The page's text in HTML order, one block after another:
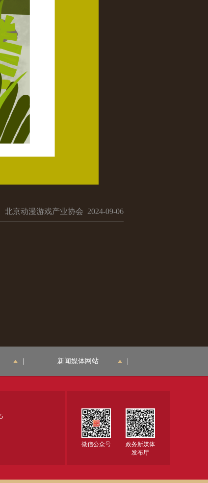
北京动漫游戏产业协会 2024-09-06
新闻媒体网站
微信公众号
政务新媒体
发布厅